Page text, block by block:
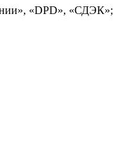
«DPD», «СДЭК»;